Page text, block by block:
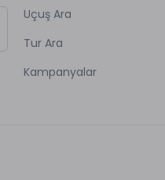
Uçuş Ara
Tur Ara
Kampanyalar